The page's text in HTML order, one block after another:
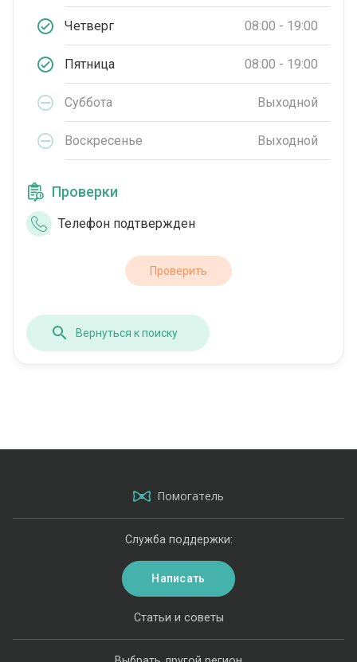
Четверг 08:00 - 19:00
Пятница 08:00 - 19:00
Суббота Выходной
Воскресенье Выходной
Проверки
Телефон подтвержден
Проверить
Вернуться к поиску
Помогатель
Статьи и советы
Служба поддержки:
Написать